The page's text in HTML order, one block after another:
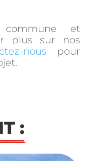
et
plus sur nos
nous pour
: